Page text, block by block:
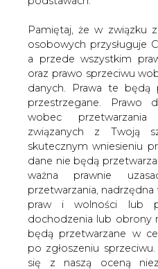
Pamiętaj, że w związku
osobowych przysługuje
a przede wszystkim
oraz prawo sprzeciwu
danych. Prawa te będą
przestrzegane. Prawo
wobec
związanych z Twoją
skutecznym wniesieniu
dane nie będą
ważna prawnie
przetwarzania,
praw i wolności lub
dochodzenia lub obrony
będą przetwarzane w
po zgłoszeniu
się z naszą oceną
Jak czytamy w
będące siedzibą
Agencji Energetyki
Dhabi wytyczna
integrowaniu
energii z systemem
Arabski emirat pochwalił
którą określa jako
elektrownię. Jej podstawą
wykonany w technologii
globalnej energetyce.